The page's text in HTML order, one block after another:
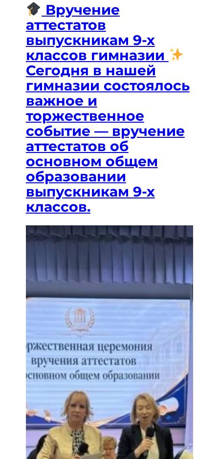
Вручение
аттестатов
выпускникам 9-х
классов гимназии
Сегодня в нашей
гимназии состоялось
важное и
торжественное
событие — вручение
аттестатов об
основном общем
образовании
выпускникам 9-х
классов.